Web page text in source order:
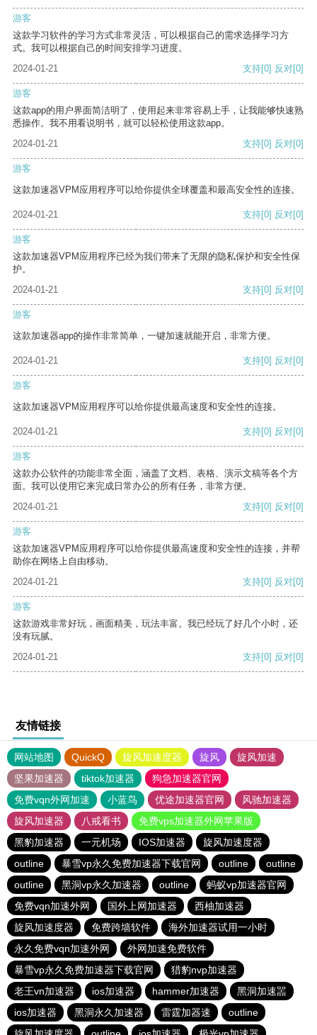
游客
这款学习软件的学习方式非常灵活，可以根据自己的需求选择学习方
式。我可以根据自己的时间安排学习进度。
2024-01-21
支持[0] 反对[0]
游客
这款app的用户界面简洁明了，使用起来非常容易上手，让我能够快速熟
悉操作。我不用看说明书，就可以轻松使用这款app。
2024-01-21
支持[0] 反对[0]
游客
这款加速器VPM应用程序可以给你提供全球覆盖和最高安全性的连接。
2024-01-21 支持[0] 反对[0]
游客
这款加速器VPM应用程序已经为我们带来了无限的隐私保护和安全性保
护。
2024-01-21
支持[0] 反对[0]
游客
这款加速器app的操作非常简单，一键加速就能开启，非常方便。
2024-01-21 支持[0] 反对[0]
游客
这款加速器VPM应用程序可以给你提供最高速度和安全性的连接。
2024-01-21 支持[0] 反对[0]
游客
这款办公软件的功能非常全面，涵盖了文档、表格、演示文稿等各个方
面。我可以使用它来完成日常办公的所有任务，非常方便。
2024-01-21
支持[0] 反对[0]
游客
这款加速器VPM应用程序可以给你提供最高速度和安全性的连接，并帮
助你在网络上自由移动。
2024-01-21
支持[0] 反对[0]
游客
这款游戏非常好玩，画面精美，玩法丰富。我已经玩了好几个小时，还
没有玩腻。
2024-01-21
支持[0] 反对[0]
友情链接
网站地图 QuickQ 旋风加速度器 旋风
旋风加速
坚果加速器
tiktok加速器
狗急加速器官网
免费vqn外网加速
小蓝鸟 优途加速器官网
风驰加速器
旋风加速器
八戒看书
免费vps加速器外网苹果版
黑豹加速器
一元机场 IOS加速器
旋风加速度器
outline
暴雪vp永久免费加速器下载官网 outline
outline
outline
黑洞vp永久加速器 outline
蚂蚁vp加速器官网
免费vqn加速外网
国外上网加速器
西柚加速器
旋风加速度器
免费跨墙软件
海外加速器试用一小时
永久免费vqn加速外网
外网加速免费软件
暴雪vp永久免费加速器下载官网
猎豹nvp加速器
老王vn加速器
ios加速器 hammer加速器
黑洞加速噐
ios加速器
黑洞永久加速器 雷霆加器速
outline